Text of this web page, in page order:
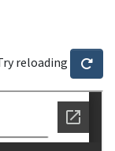
reloading